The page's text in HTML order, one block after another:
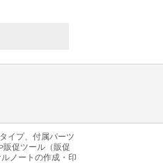
イプ、付属パーツ
販促ツール（販促
ノートの作成・印